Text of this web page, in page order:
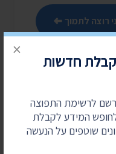
חדשות
לרשימת התפוצה
המידע לקבלת
שוטפים על הנעשה
×
רוצה לתמוך